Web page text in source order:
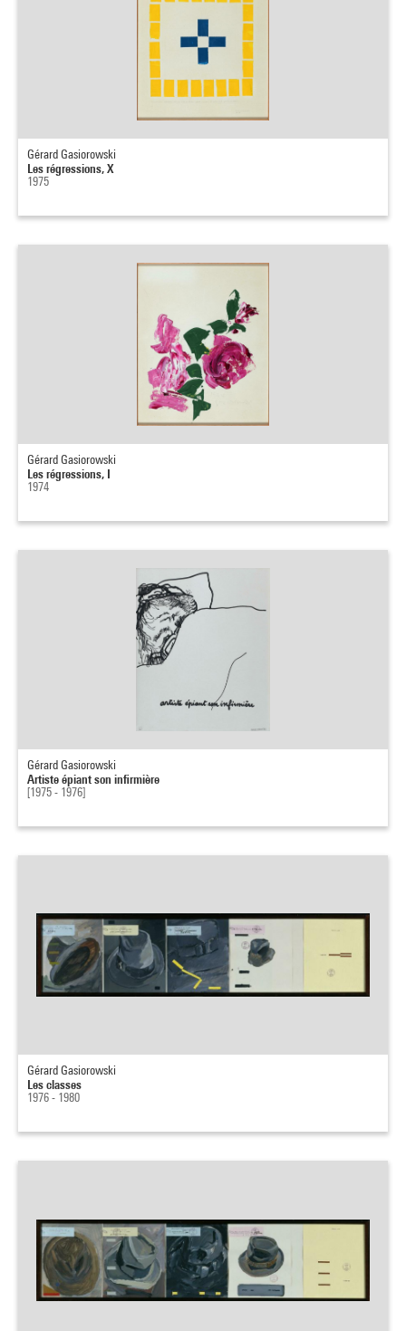
Gérard Gasiorowski
Les régressions, X
1975
Gérard Gasiorowski
Les régressions, I
1974
Gérard Gasiorowski
Artiste épiant son infirmière
[1975 - 1976]
Gérard Gasiorowski
Les classes
1976 - 1980